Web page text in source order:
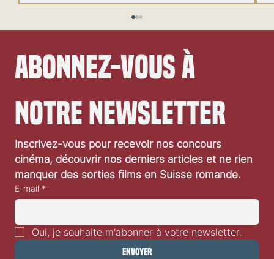
Festival de Locarno 2026: Dances With Wolves
Abonnez-vous à
notre newsletter
Inscrivez-vous pour recevoir nos concours
cinéma, découvrir nos derniers articles et ne rien
manquer des sorties films en Suisse romande.
E-mail *
Oui, je souhaite m'abonner à votre newsletter.
Envoyer